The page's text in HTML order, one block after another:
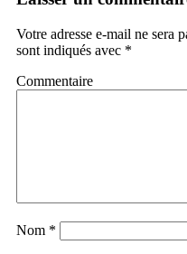
Votre adresse e-mail ne sera
sont indiqués avec *
Commentaire
Nom *